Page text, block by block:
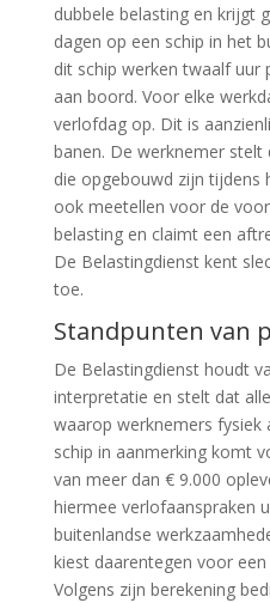
dubbele belasting en krijgt
dagen op een schip in het
dit schip werken twaalf uur
aan boord. Voor elke
verlofdag op. Dit is
banen. De werknemer
die opgebouwd zijn tijdens
ook meetellen voor de
belasting en claimt een
De Belastingdienst kent
toe.
Standpunten van
De Belastingdienst houdt
interpretatie en stelt dat
waarop werknemers fysiek
schip in aanmerking komt
van meer dan € 9.000
hiermee verlofaanspraken
buitenlandse
kiest daarentegen voor
Volgens zijn berekening